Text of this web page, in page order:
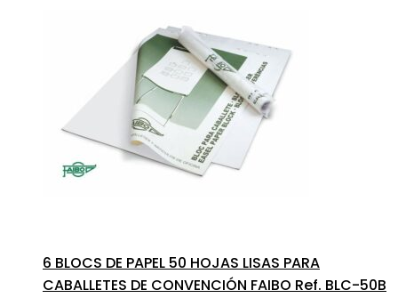
6 BLOCS DE PAPEL 50 HOJAS LISAS PARA
CABALLETES DE CONVENCIÓN FAIBO Ref. BLC-50B